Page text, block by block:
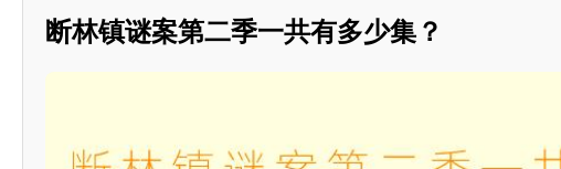
断林镇谜案第二季一共有多少集？